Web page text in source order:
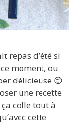
repas d’été si
moment, ou
délicieuse 😊
une recette
colle tout à
cette